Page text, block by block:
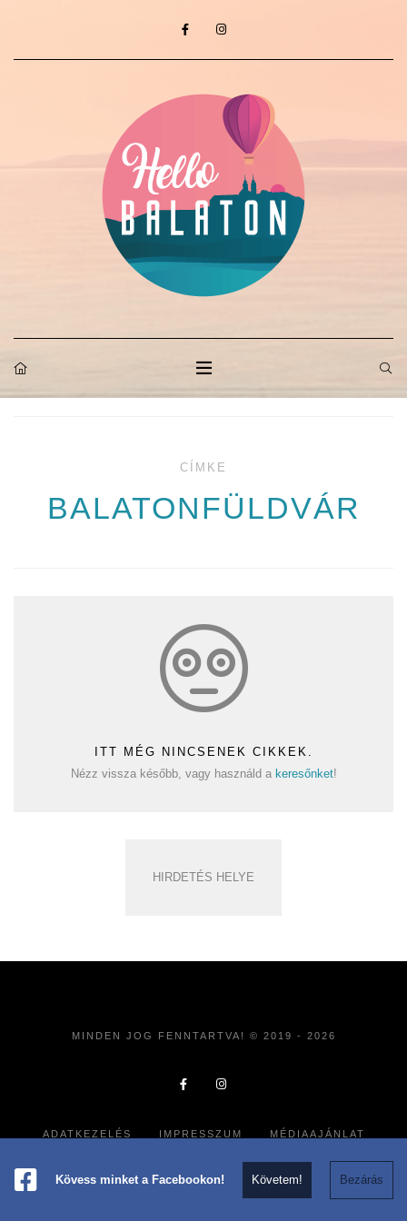
CÍMKE
BALATONFÜLDVÁR
ITT MÉG NINCSENEK CIKKEK.
Nézz vissza később, vagy használd a keresőnket!
HIRDETÉS HELYE
MINDEN JOG FENNTARTVA! © 2019 - 2026
ADATKEZELÉS IMPRESSZUM MÉDIAAJÁNLAT
Kövess minket a Facebookon! Követem! Bezárás